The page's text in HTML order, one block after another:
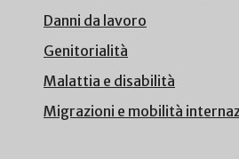
Danni da lavoro
Genitorialità
Malattia e disabilità
Migrazioni e mobilità